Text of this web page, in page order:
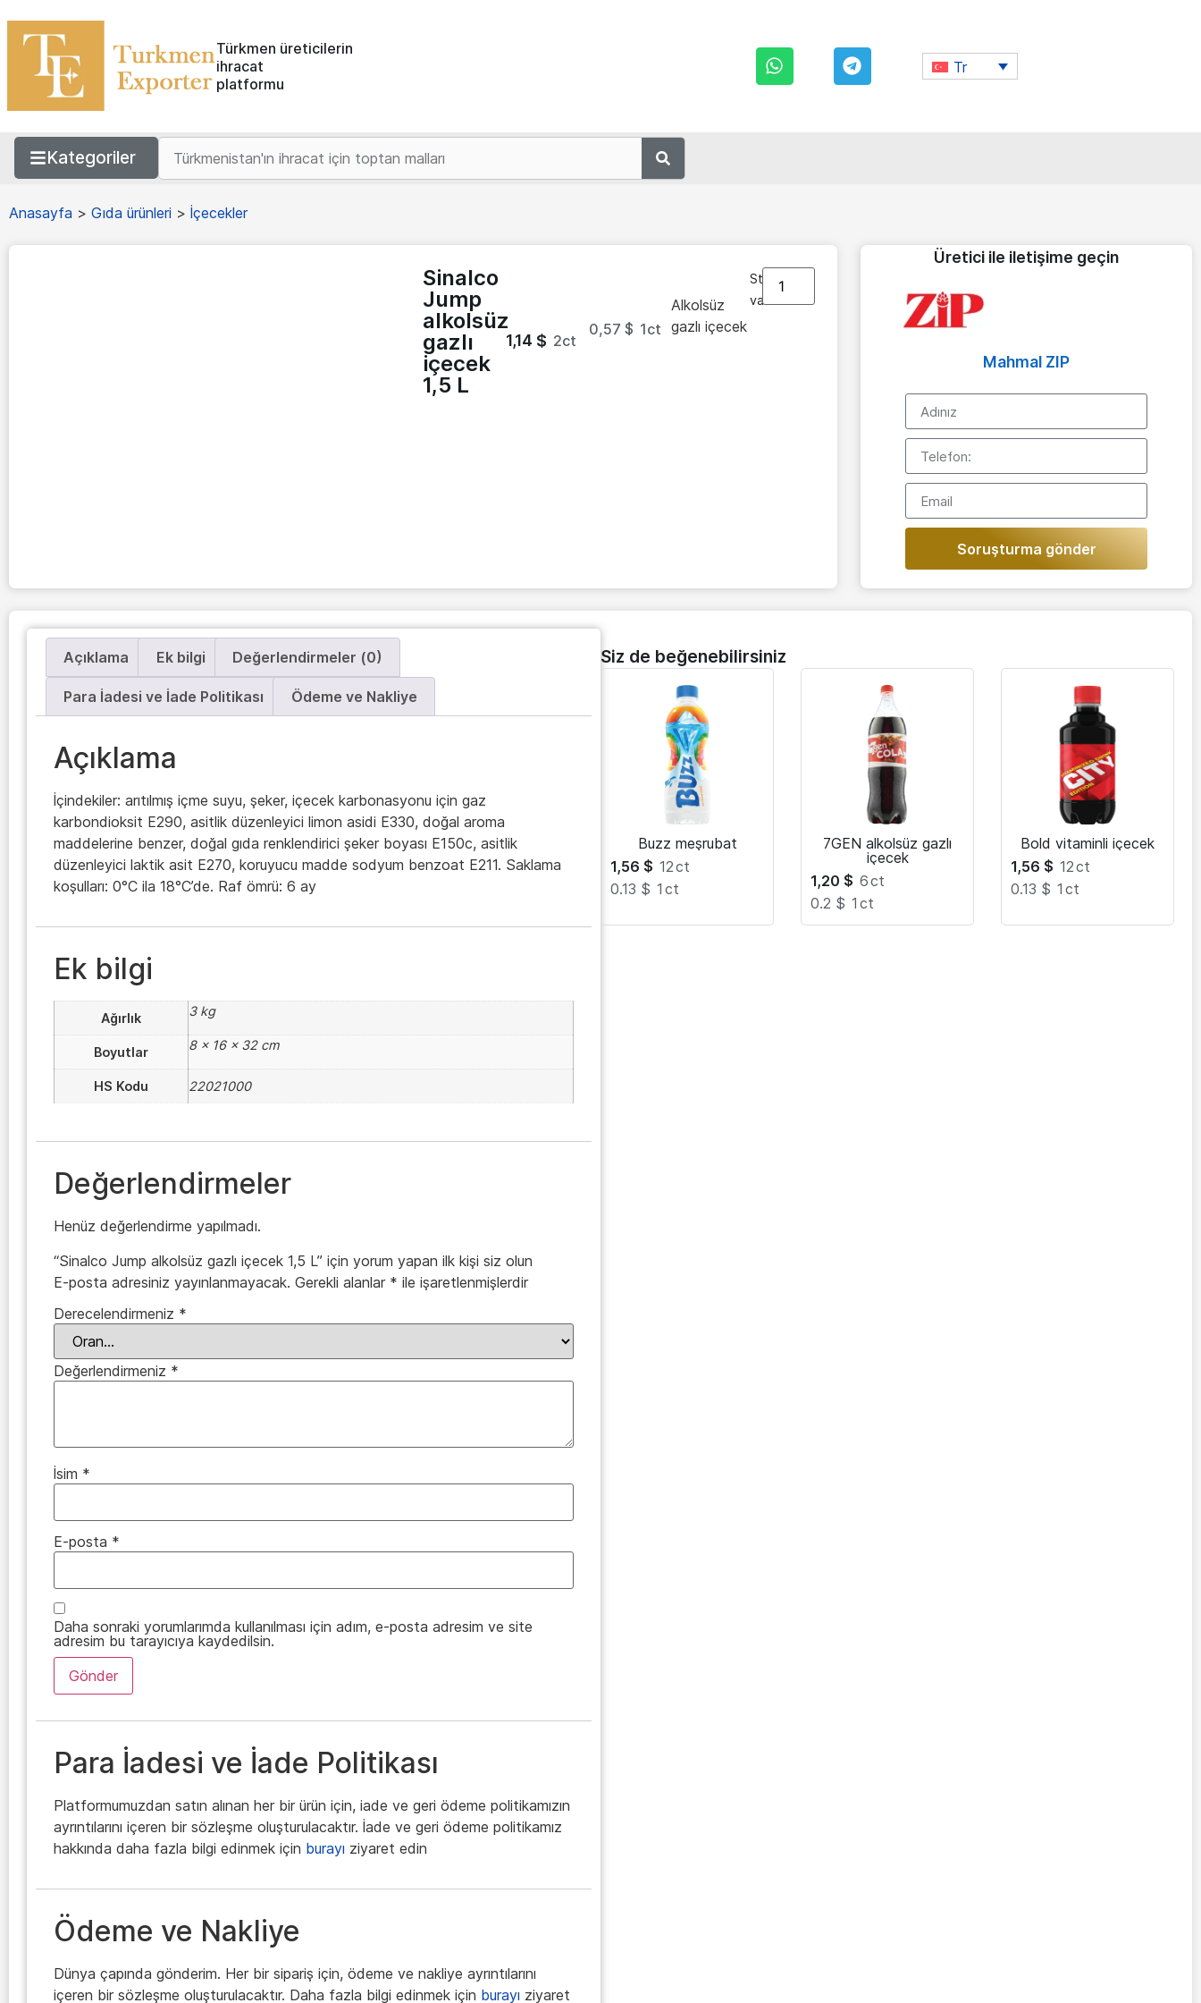
Türkmen üreticilerin
ihracat
platformu
Tr
Kategoriler
Anasayfa > Gıda ürünleri > İçecekler
Sinalco
Jump
alkolsüz
gazlı
içecek
1,5 L
1,14 $ 2ct
0,57 $ 1ct
Alkolsüz
gazlı içecek
Stokta
var
Üretici ile iletişime geçin
Mahmal ZIP
Soruşturma gönder
Açıklama Ek bilgi Değerlendirmeler (0)
Para İadesi ve İade Politikası Ödeme ve Nakliye
Açıklama
İçindekiler: arıtılmış içme suyu, şeker, içecek karbonasyonu için gaz
karbondioksit E290, asitlik düzenleyici limon asidi E330, doğal aroma
maddelerine benzer, doğal gıda renklendirici şeker boyası E150c, asitlik
düzenleyici laktik asit E270, koruyucu madde sodyum benzoat E211. Saklama
koşulları: 0°C ila 18°C’de. Raf ömrü: 6 ay
Ek bilgi
Ağırlık 3 kg
Boyutlar 8 × 16 × 32 cm
HS Kodu 22021000
Değerlendirmeler
Henüz değerlendirme yapılmadı.
“Sinalco Jump alkolsüz gazlı içecek 1,5 L” için yorum yapan ilk kişi siz olun
E-posta adresiniz yayınlanmayacak. Gerekli alanlar * ile işaretlenmişlerdir
Derecelendirmeniz *
Değerlendirmeniz *
İsim *
E-posta *
Daha sonraki yorumlarımda kullanılması için adım, e-posta adresim ve site
adresim bu tarayıcıya kaydedilsin.
Para İadesi ve İade Politikası
Platformumuzdan satın alınan her bir ürün için, iade ve geri ödeme politikamızın
ayrıntılarını içeren bir sözleşme oluşturulacaktır. İade ve geri ödeme politikamız
hakkında daha fazla bilgi edinmek için burayı ziyaret edin
Ödeme ve Nakliye
Dünya çapında gönderim. Her bir sipariş için, ödeme ve nakliye ayrıntılarını
içeren bir sözleşme oluşturulacaktır. Daha fazla bilgi edinmek için burayı ziyaret
Siz de beğenebilirsiniz
Buzz meşrubat
1,56 $ 12ct
0.13 $ 1 ct
7GEN alkolsüz gazlı
içecek
1,20 $ 6ct
0.2 $ 1 ct
Bold vitaminli içecek
1,56 $ 12ct
0.13 $ 1 ct